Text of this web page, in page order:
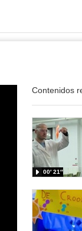
Contenidos
00′ 21″